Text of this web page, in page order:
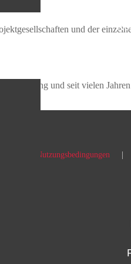
und der
und seit vielen
Nutzungsbedingungen